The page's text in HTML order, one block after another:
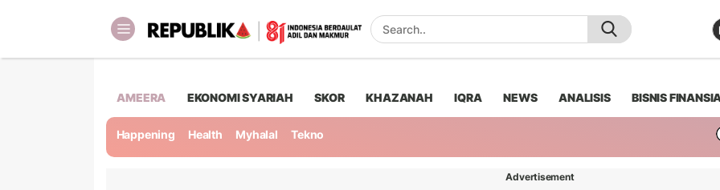
AMEERA EKONOMI SYARIAH SKOR KHAZANAH IQRA NEWS ANALISIS BISNIS
Happening Health Myhalal Tekno
Advertisement